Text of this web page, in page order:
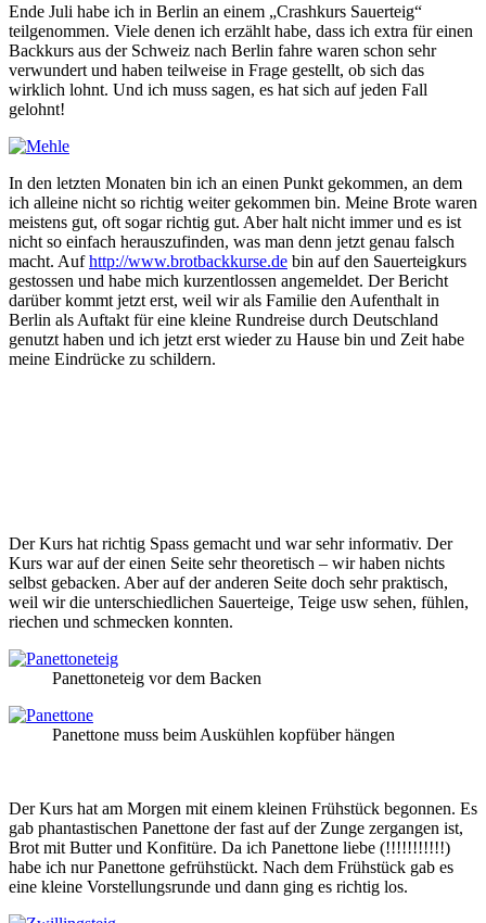
Ende Juli habe ich in Berlin an einem „Crashkurs Sauerteig“
teilgenommen. Viele denen ich erzählt habe, dass ich extra für einen
Backkurs aus der Schweiz nach Berlin fahre waren schon sehr
verwundert und haben teilweise in Frage gestellt, ob sich das
wirklich lohnt. Und ich muss sagen, es hat sich auf jeden Fall
gelohnt!
In den letzten Monaten bin ich an einen Punkt gekommen, an dem
ich alleine nicht so richtig weiter gekommen bin. Meine Brote waren
meistens gut, oft sogar richtig gut. Aber halt nicht immer und es ist
nicht so einfach herauszufinden, was man denn jetzt genau falsch
macht. Aufhttp://www.brotbackkurse.de bin auf den Sauerteigkurs
gestossen und habe mich kurzentlossen angemeldet. Der Bericht
darüber kommt jetzt erst, weil wir als Familie den Aufenthalt in
Berlin als Auftakt für eine kleine Rundreise durch Deutschland
genutzt haben und ich jetzt erst wieder zu Hause bin und Zeit habe
meine Eindrücke zu schildern.
Der Kurs hat richtig Spass gemacht und war sehr informativ. Der
Kurs war auf der einen Seite sehr theoretisch – wir haben nichts
selbst gebacken. Aber auf der anderen Seite doch sehr praktisch,
weil wir die unterschiedlichen Sauerteige, Teige usw sehen, fühlen,
riechen und schmecken konnten.
Panettoneteig vor dem Backen
Panettone muss beim Auskühlen kopfüber hängen
Der Kurs hat am Morgen mit einem kleinen Frühstück begonnen. Es
gab phantastischen Panettone der fast auf der Zunge zergangen ist,
Brot mit Butter und Konfitüre. Da ich Panettone liebe (!!!!!!!!!!!)
habe ich nur Panettone gefrühstückt. Nach dem Frühstück gab es
eine kleine Vorstellungsrunde und dann ging es richtig los.